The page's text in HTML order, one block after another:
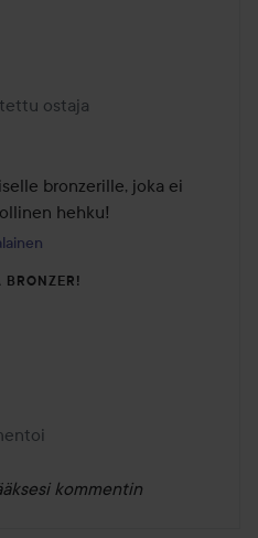
sitten
ostaja
bronzerille, joka ei
hehku!
BRONZER!
kommentin